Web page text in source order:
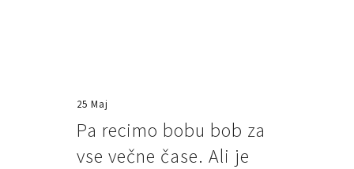
25 Maj
Pa recimo bobu bob za
vse večne čase. Ali je